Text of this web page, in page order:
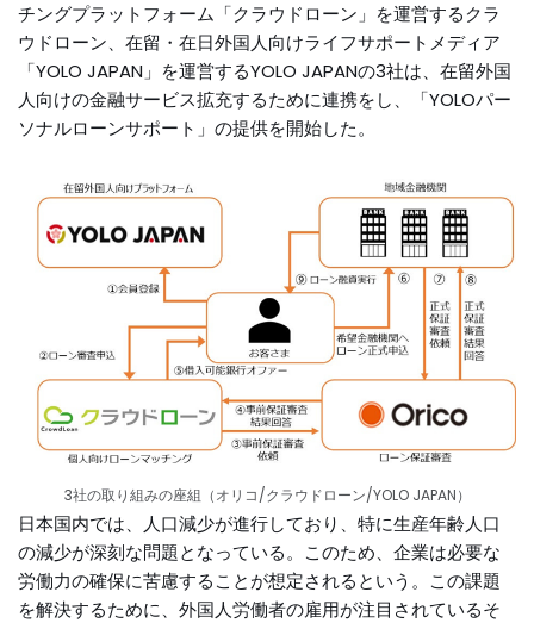
チングプラットフォーム「クラウドローン」を運営するクラ
ウドローン、在留・在日外国人向けライフサポートメディア
「YOLO JAPAN」を運営するYOLO JAPANの3社は、在留外国
人向けの金融サービス拡充するために連携をし、「YOLOパー
ソナルローンサポート」の提供を開始した。
3社の取り組みの座組（オリコ/クラウドローン/YOLO JAPAN）
日本国内では、人口減少が進行しており、特に生産年齢人口
の減少が深刻な問題となっている。このため、企業は必要な
労働力の確保に苦慮することが想定されるという。この課題
を解決するために、外国人労働者の雇用が注目されているそ